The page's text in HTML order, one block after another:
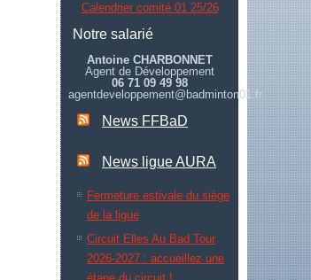
Calendrier comité 01 25/26
Notre salarié
Antoine CHARBONNET
Agent de Développement
06 71 09 49 98
agentdeveloppement@badminton01.fr
News FFBaD
News ligue AURA
Fermeture estivale du siège
de la ligue
Circuit Elles Au Bad Tour
2026-2027 : accueillez une